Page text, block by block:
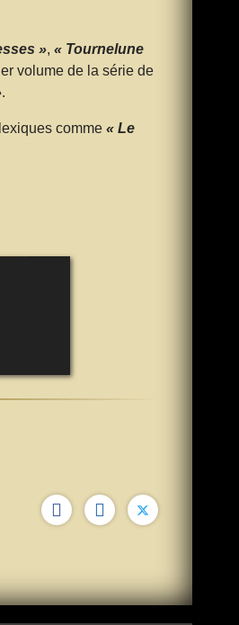
», « Tournelune
volume de la série de
.
comme « Le